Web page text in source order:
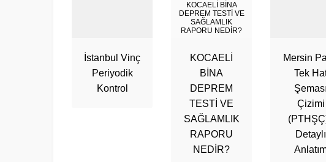
İstanbul Vinç
Periyodik
Kontrol
KOCAELİ BİNA
DEPREM TESTİ VE
SAĞLAMLIK
RAPORU NEDİR?
KOCAELİ
BİNA
DEPREM
TESTİ VE
SAĞLAMLIK
RAPORU
NEDİR?
Mersin
Tek
Şeması
Çizimi
(PTHŞÇ)
Detaylı